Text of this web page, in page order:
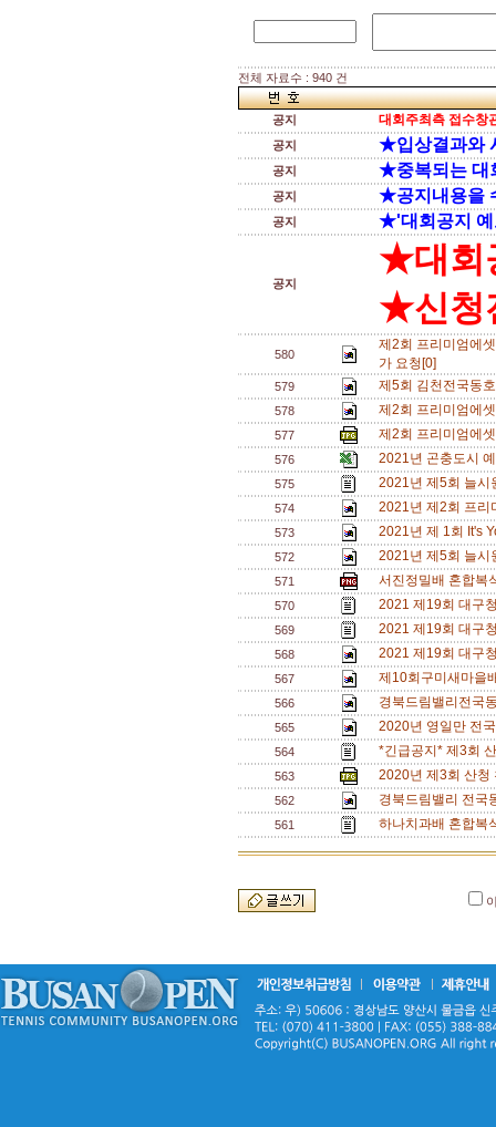
전체 자료수 : 940 건
공지 대회주최측 접수창
공지 ★입상결과와
공지 ★중복되는 대
공지 ★공지내용을
공지 ★'대회공지 예
공지
★대회
★신청
580
제2회 프리미엄에
가 요청[0]
579 제5회 김천전국동
578 제2회 프리미엄에
577 제2회 프리미엄에
576 2021년 곤충도시
575 2021년 제5회 늘
574 2021년 제2회 프
573 2021년 제 1회 It's
572 2021년 제5회 늘
571 서진정밀배 혼합복
570 2021 제19회 대구
569 2021 제19회 대구
568 2021 제19회 대구
567 제10회구미새마을
566 경북드림밸리전국
565 2020년 영일만 전
564 *긴급공지* 제3회
563 2020년 제3회 산
562 경북드림밸리 전
561 하나치과배 혼합복